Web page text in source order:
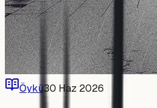
Öykü30 Haz 2026